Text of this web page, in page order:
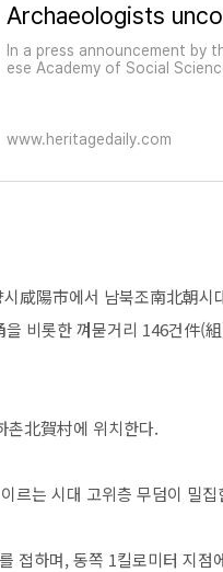
In a press announcement by
ese Academy of Social
www.heritagedaily.com
咸陽市에서 남북조南北朝
비롯한 껴묻거리 146건件(
촌北賀村에 위치한다.
르는 시대 고위층 무덤이 밀집
접하며, 동쪽 1킬로미터 지